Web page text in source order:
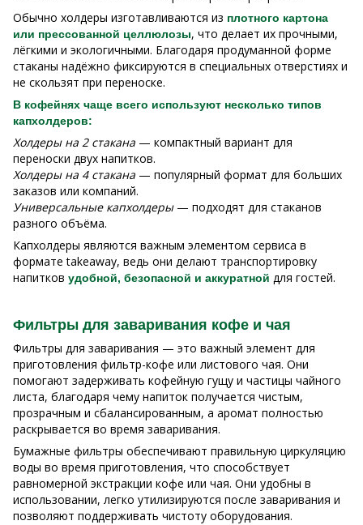
Обычно холдеры изготавливаются из плотного картона
или прессованной целлюлозы, что делает их прочными,
лёгкими и экологичными. Благодаря продуманной форме
стаканы надёжно фиксируются в специальных отверстиях и
не скользят при переноске.
В кофейнях чаще всего используют несколько типов
капхолдеров:
Холдеры на 2 стакана — компактный вариант для
переноски двух напитков.
Холдеры на 4 стакана — популярный формат для больших
заказов или компаний.
Универсальные капхолдеры— подходят для стаканов
разного объёма.
Капхолдеры являются важным элементом сервиса в
формате takeaway, ведь они делают транспортировку
напитков удобной, безопасной и аккуратной для гостей.
Фильтры для заваривания кофе и чая
Фильтры для заваривания — это важный элемент для
приготовления фильтр-кофе или листового чая. Они
помогают задерживать кофейную гущу и частицы чайного
листа, благодаря чему напиток получается чистым,
прозрачным и сбалансированным, а аромат полностью
раскрывается во время заваривания.
Бумажные фильтры обеспечивают правильную циркуляцию
воды во время приготовления, что способствует
равномерной экстракции кофе или чая. Они удобны в
использовании, легко утилизируются после заваривания и
позволяют поддерживать чистоту оборудования.